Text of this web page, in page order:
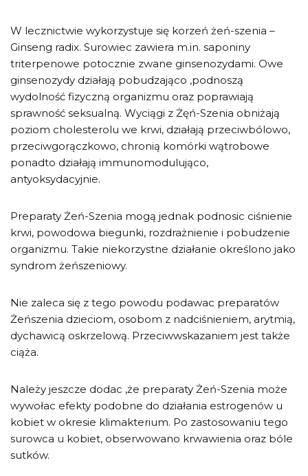
W lecznictwie wykorzystuje się korzeń żeń-szenia –
Ginseng radix. Surowiec zawiera m.in. saponiny
triterpenowe potocznie zwane ginsenozydami. Owe
ginsenozydy działają pobudzająco ,podnoszą
wydolność fizyczną organizmu oraz poprawiają
sprawność seksualną. Wyciągi z Żęń-Szenia obniżają
poziom cholesterolu we krwi, działają przeciwbólowo,
przeciwgorączkowo, chronią komórki wątrobowe
ponadto działają immunomodulująco,
antyoksydacyjnie.
Preparaty Żeń-Szenia mogą jednak podnosic ciśnienie
krwi, powodowa biegunki, rozdrażnienie i pobudzenie
organizmu. Takie niekorzystne działanie określono jako
syndrom żeńszeniowy.
Nie zaleca się z tego powodu podawac preparatów
Żeńszenia dzieciom, osobom z nadciśnieniem, arytmią,
dychawicą oskrzelową. Przeciwwskazaniem jest także
ciąża.
Należy jeszcze dodac ,że preparaty Żeń-Szenia może
wywołac efekty podobne do działania estrogenów u
kobiet w okresie klimakterium. Po zastosowaniu tego
surowca u kobiet, obserwowano krwawienia oraz bóle
sutków.